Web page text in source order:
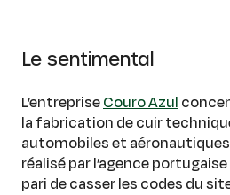
Le sentimental
L’entrepriseCouro Azul
la fabrication de cuir
automobiles et
réalisé par l’agence portugaise
pari de casser les codes du